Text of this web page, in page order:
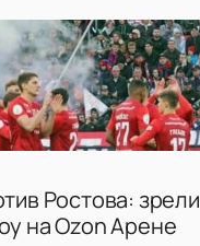
Ростова:
на Ozon Арене